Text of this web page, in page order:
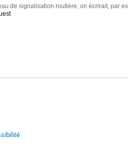
de signalisation routière, on écrirait, par